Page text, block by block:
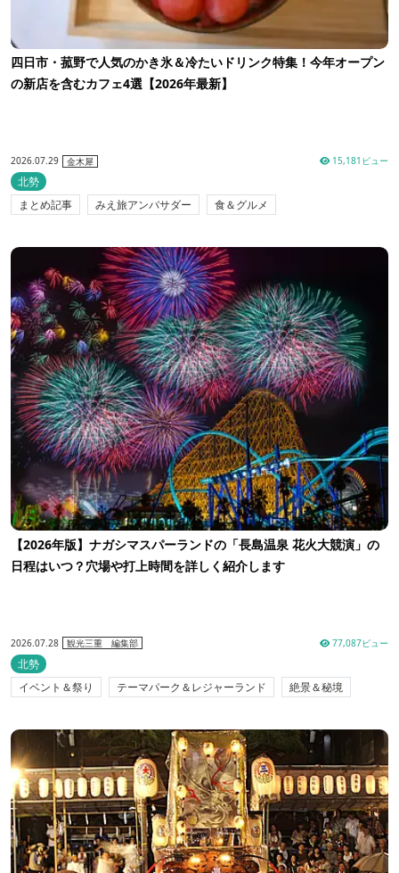
四日市・菰野で人気のかき氷＆冷たいドリンク特集！今年オープン
の新店を含むカフェ4選【2026年最新】
2026.07.29 金木犀 15,181ビュー
北勢
まとめ記事
みえ旅アンバサダー 食＆グルメ
【2026年版】ナガシマスパーランドの「長島温泉 花火大競演」の
日程はいつ？穴場や打上時間を詳しく紹介します
2026.07.28 観光三重 編集部 77,087ビュー
北勢
イベント＆祭り
テーマパーク＆レジャーランド 絶景＆秘境